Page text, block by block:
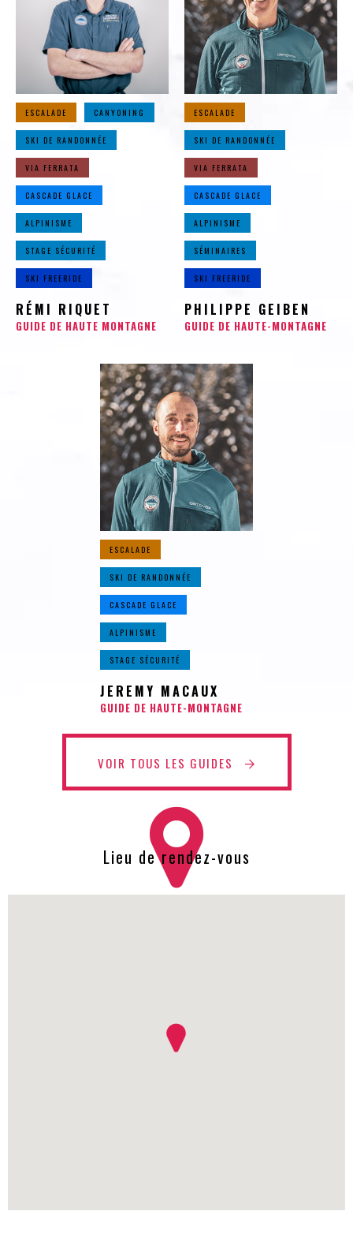
ESCALADE CANYONING
SKI DE RANDONNÉE
VIA FERRATA
CASCADE GLACE
ALPINISME
STAGE SÉCURITÉ
SKI FREERIDE
RÉMI RIQUET
GUIDE DE HAUTE MONTAGNE
ESCALADE
SKI DE RANDONNÉE
VIA FERRATA
CASCADE GLACE
ALPINISME
SÉMINAIRES
SKI FREERIDE
PHILIPPE GEIBEN
GUIDE DE HAUTE-MONTAGNE
ESCALADE
SKI DE RANDONNÉE
CASCADE GLACE
ALPINISME
STAGE SÉCURITÉ
JEREMY MACAUX
GUIDE DE HAUTE-MONTAGNE
VOIR TOUS LES GUIDES
Lieu de rendez-vous